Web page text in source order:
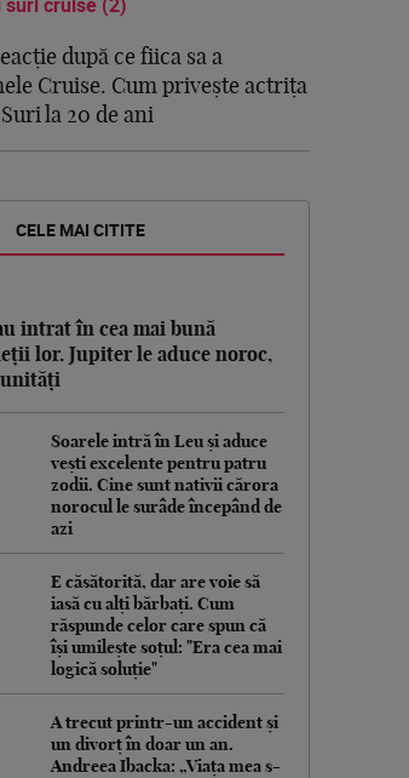
după ce fiica sa a
Cruise. Cum privește actrița
la 20 de ani
CELE MAI CITITE
intrat în cea mai bună
lor. Jupiter le aduce noroc,
Soarele intră în Leu și aduce
vești excelente pentru patru
zodii. Cine sunt nativii cărora
norocul le surâde începând de
azi
E căsătorită, dar are voie să
iasă cu alți bărbați. Cum
răspunde celor care spun că
își umilește soțul: "Era cea mai
logică soluție"
A trecut printr-un accident și
un divorț în doar un an.
Andreea Ibacka: „Viața mea s-